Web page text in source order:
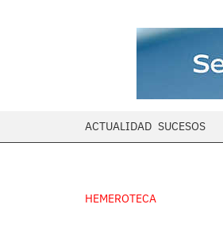
ACTUALIDAD SUCESOS
HEMEROTECA